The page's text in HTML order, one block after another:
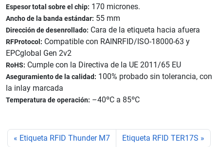
Espesor total sobre el chip: 170 micrones.
Ancho de la banda estándar: 55 mm
Dirección de desenrollado: Cara de la etiqueta hacia afuera
RFProtocol: Compatible con RAINRFID/ISO-18000-63 y
EPCglobal Gen 2v2
RoHS: Cumple con la Directiva de la UE 2011/65 EU
Aseguramiento de la calidad: 100% probado sin tolerancia, con
la inlay marcada
Temperatura de operación: –40ºC a 85ºC
Etiqueta RFID Thunder M7 Etiqueta RFID TER17S